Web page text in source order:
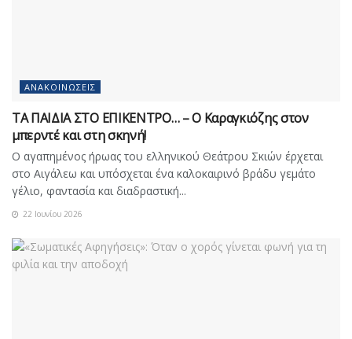
ΑΝΑΚΟΙΝΏΣΕΙΣ
ΤΑ ΠΑΙΔΙΑ ΣΤΟ ΕΠΙΚΕΝΤΡΟ… – Ο Καραγκιόζης στον
μπερντέ και στη σκηνή!
Ο αγαπημένος ήρωας του ελληνικού Θεάτρου Σκιών έρχεται
στο Αιγάλεω και υπόσχεται ένα καλοκαιρινό βράδυ γεμάτο
γέλιο, φαντασία και διαδραστική...
22 Ιουνίου 2026